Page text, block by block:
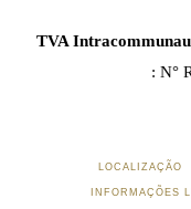
TVA
: N°
LOCALIZAÇÃO
INFORMAÇÕES